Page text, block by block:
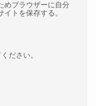
めブラウザーに自分
トを保存する。
ださい。